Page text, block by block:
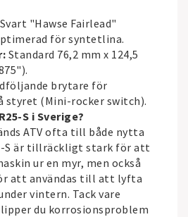
Svart "Hawse Fairlead"
för syntetlina.
Standard 76,2 mm x 124,5
brytare för
styret (Mini-rocker switch).
S i Sverige?
ATV ofta till både nytta
S är tillräckligt stark för att
ur en myr, men också
att användas till att lyfta
vintern. Tack vare
du korrosionsproblem